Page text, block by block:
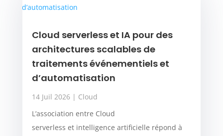
Cloud serverless et IA pour des
architectures scalables de
traitements événementiels et
d’automatisation
14 Juil 2026| Cloud
L’association entre Cloud
serverless et intelligence artificielle répond à